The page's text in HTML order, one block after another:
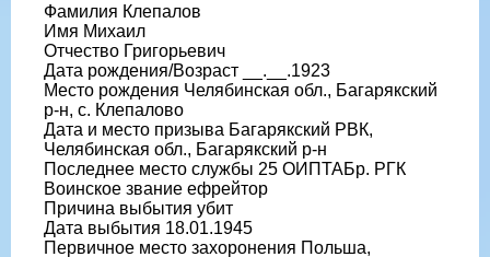
Фамилия Клепалов
Имя Михаил
Отчество Григорьевич
Дата рождения/Возраст __.__.1923
Место рождения Челябинская обл., Багарякский
р-н, с. Клепалово
Дата и место призыва Багарякский РВК,
Челябинская обл., Багарякский р-н
Последнее место службы 25 ОИПТАБр. РГК
Воинское звание ефрейтор
Причина выбытия убит
Дата выбытия 18.01.1945
Первичное место захоронения Польша,